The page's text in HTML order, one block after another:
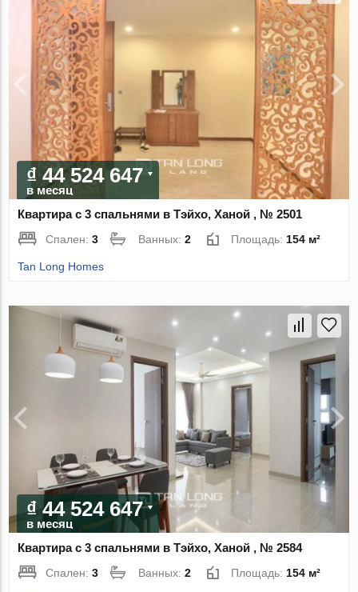
₫ 44 524 647
в месяц
Квартира с 3 спальнями в Тэйхо, Ханой , № 2501
Спален:3 Ванных:2 Площадь: 154 м²
Tan Long Homes
₫ 44 524 647
в месяц
Квартира с 3 спальнями в Тэйхо, Ханой , № 2584
Спален:3 Ванных:2 Площадь: 154 м²